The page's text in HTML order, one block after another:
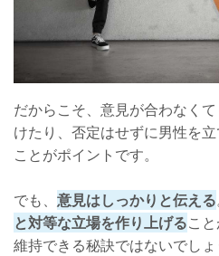
だからこそ、意見が合わなく
けたり、否定はせずに男性を
ことがポイントです。
でも、 意見はしっかりと伝える
と対等な立場を作り上げるこ
維持できる秘訣ではないでしょ